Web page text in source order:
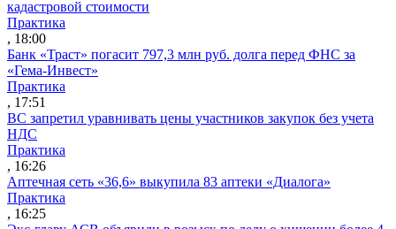
кадастровой стоимости
Практика
, 18:00
Банк «Траст» погасит 797,3 млн руб. долга перед ФНС за
«Гема-Инвест»
Практика
, 17:51
ВС запретил уравнивать цены участников закупок без учета
НДС
Практика
, 16:26
Аптечная сеть «36,6» выкупила 83 аптеки «Диалога»
Практика
, 16:25